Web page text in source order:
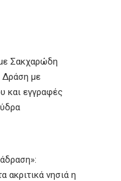
Σακχαρώδη
Δράση με
και εγγραφές
ακριτικά νησιά η